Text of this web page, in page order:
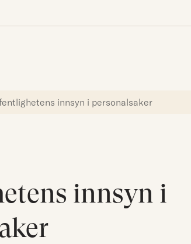
innsyn i personalsaker
innsyn i